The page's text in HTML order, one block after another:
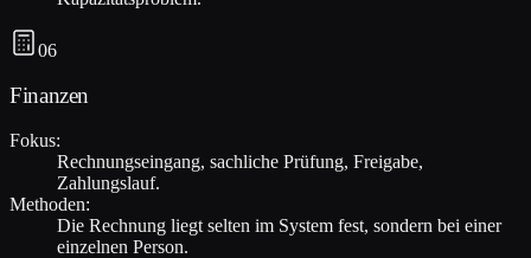
06
Finanzen
Fokus:
Rechnungseingang, sachliche Prüfung, Freigabe,
Zahlungslauf.
Methoden:
Die Rechnung liegt selten im System fest, sondern bei einer
einzelnen Person.